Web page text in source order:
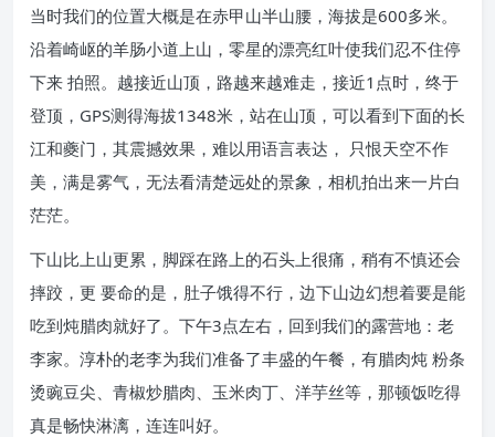
当时我们的位置大概是在赤甲山半山腰，海拔是600多米。
沿着崎岖的羊肠小道上山，零星的漂亮红叶使我们忍不住停
下来 拍照。越接近山顶，路越来越难走，接近1点时，终于
登顶，GPS测得海拔1348米，站在山顶，可以看到下面的长
江和夔门，其震撼效果，难以用语言表达， 只恨天空不作
美，满是雾气，无法看清楚远处的景象，相机拍出来一片白
茫茫。
下山比上山更累，脚踩在路上的石头上很痛，稍有不慎还会
摔跤，更 要命的是，肚子饿得不行，边下山边幻想着要是能
吃到炖腊肉就好了。下午3点左右，回到我们的露营地：老
李家。淳朴的老李为我们准备了丰盛的午餐，有腊肉炖 粉条
烫豌豆尖、青椒炒腊肉、玉米肉丁、洋芋丝等，那顿饭吃得
真是畅快淋漓，连连叫好。